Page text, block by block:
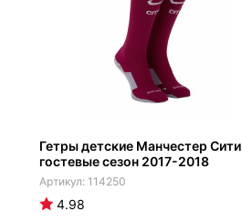
Гетры детские Манчестер Сити
гостевые сезон 2017-2018
114250
4.98